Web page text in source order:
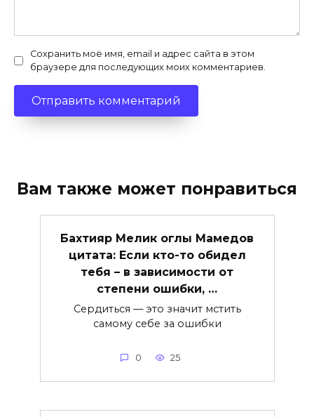
Сохранить моё имя, email и адрес сайта в этом
браузере для последующих моих комментариев.
Вам также может понравиться
Бахтияр Мелик оглы Мамедов
цитата: Если кто-то обидел
тебя – в зависимости от
степени ошибки, …
Сердиться — это значит мстить
самому себе за ошибки
0 25